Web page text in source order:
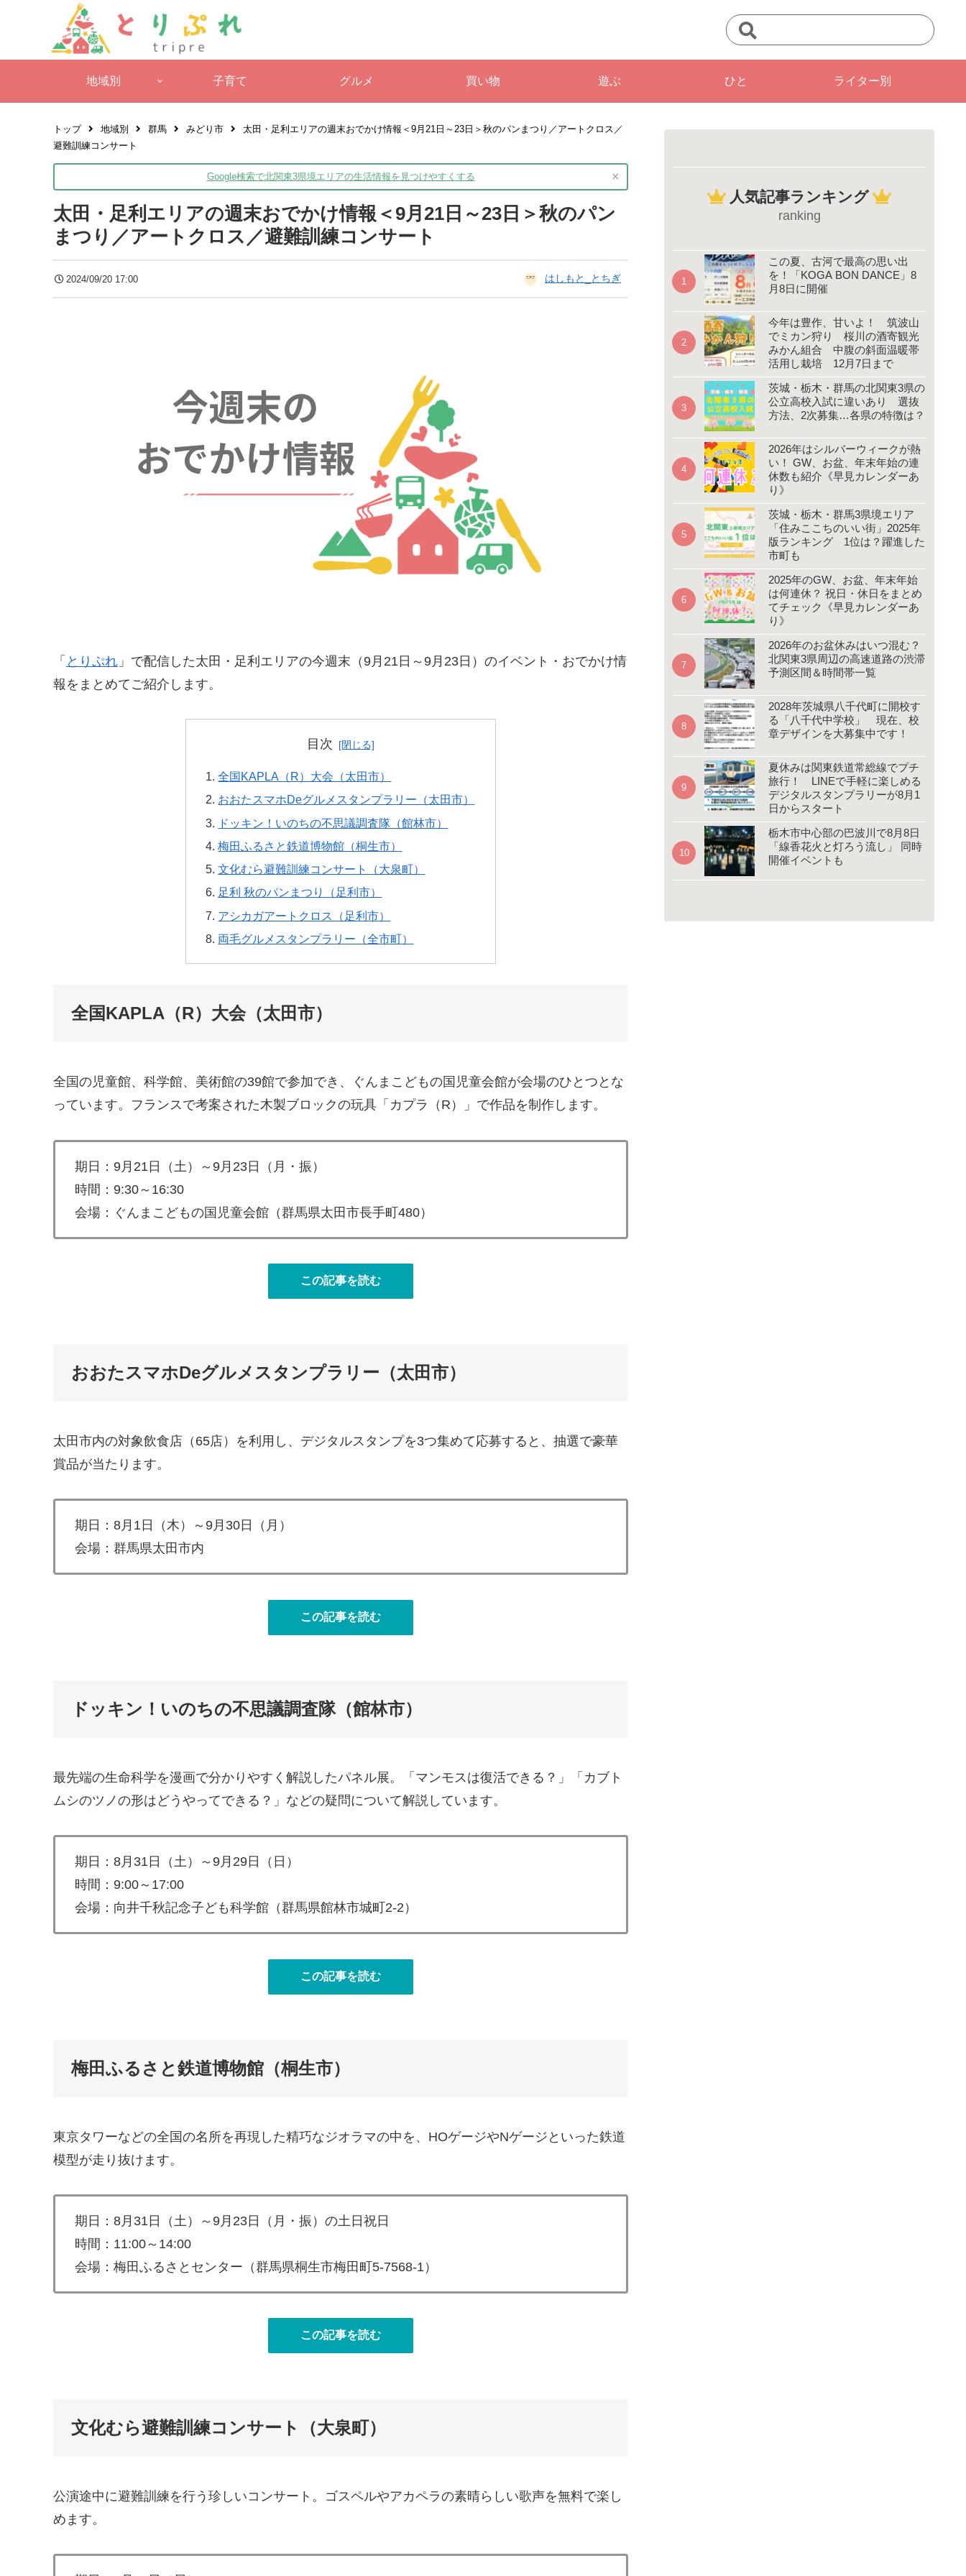
地域別 子育て グルメ 買い物 遊ぶ ひと ライター別
トップ 地域別 群馬 みどり市
太田・足利エリアの週末おでかけ情報＜9月21日～23日＞秋のパンまつり／アートクロス／
避難訓練コンサート
Google検索で北関東3県境エリアの生活情報を 見つけやすくする ×
太田・足利エリアの週末おでかけ情報＜9月21日～23日＞秋のパン
まつり／アートクロス／避難訓練コンサート
2024/09/20 17:00 はしもと_とちぎ
「 とりぷれ 」で配信した太田・足利エリアの今週末（9月21日～9月23日）のイベント・おでかけ情
報をまとめてご紹介します。
目次
全国KAPLA（R）大会（太田市）
おおたスマホDeグルメスタンプラリー（太田市）
ドッキン！いのちの不思議調査隊（館林市）
梅田ふるさと鉄道博物館（桐生市）
文化むら避難訓練コンサート（大泉町）
足利 秋のパンまつり（足利市）
アシカガアートクロス（足利市）
両毛グルメスタンプラリー（全市町）
全国KAPLA（R）大会（太田市）
全国の児童館、科学館、美術館の39館で参加でき、ぐんまこどもの国児童会館が会場のひとつとな
っています。フランスで考案された木製ブロックの玩具「カプラ（R）」で作品を制作します。
期日：9月21日（土）～9月23日（月・振）
時間：9:30～16:30
会場：ぐんまこどもの国児童会館（群馬県太田市長手町480）
この記事を読む
おおたスマホDeグルメスタンプラリー（太田市）
太田市内の対象飲食店（65店）を利用し、デジタルスタンプを3つ集めて応募すると、抽選で豪華
賞品が当たります。
期日：8月1日（木）～9月30日（月）
会場：群馬県太田市内
この記事を読む
ドッキン！いのちの不思議調査隊（館林市）
最先端の生命科学を漫画で分かりやすく解説したパネル展。「マンモスは復活できる？」「カブト
ムシのツノの形はどうやってできる？」などの疑問について解説しています。
期日：8月31日（土）～9月29日（日）
時間：9:00～17:00
会場：向井千秋記念子ども科学館（群馬県館林市城町2-2）
この記事を読む
梅田ふるさと鉄道博物館（桐生市）
東京タワーなどの全国の名所を再現した精巧なジオラマの中を、HOゲージやNゲージといった鉄道
模型が走り抜けます。
期日：8月31日（土）～9月23日（月・振）の土日祝日
時間：11:00～14:00
会場：梅田ふるさとセンター（群馬県桐生市梅田町5-7568-1）
この記事を読む
文化むら避難訓練コンサート（大泉町）
公演途中に避難訓練を行う珍しいコンサート。ゴスペルやアカペラの素晴らしい歌声を無料で楽し
めます。
人気記事ランキング
ranking
この夏、古河で最高の思い出
を！「KOGA BON DANCE」8
月8日に開催
今年は豊作、甘いよ！ 筑波山
でミカン狩り 桜川の酒寄観光
みかん組合 中腹の斜面温暖帯
活用し栽培 12月7日まで
茨城・栃木・群馬の北関東3県の
公立高校入試に違いあり 選抜
方法、2次募集…各県の特徴は？
2026年はシルバーウィークが熱
い！ GW、お盆、年末年始の連
休数も紹介《早見カレンダーあ
り》
茨城・栃木・群馬3県境エリア
「住みここちのいい街」2025年
版ランキング 1位は？躍進した
市町も
2025年のGW、お盆、年末年始
は何連休？ 祝日・休日をまとめ
てチェック《早見カレンダーあ
り》
2026年のお盆休みはいつ混む？
北関東3県周辺の高速道路の渋滞
予測区間＆時間帯一覧
2028年茨城県八千代町に開校す
る「八千代中学校」 現在、校
章デザインを大募集中です！
夏休みは関東鉄道常総線でプチ
旅行！ LINEで手軽に楽しめる
デジタルスタンプラリーが8月1
日からスタート
栃木市中心部の巴波川で8月8日
「線香花火と灯ろう流し」 同時
開催イベントも